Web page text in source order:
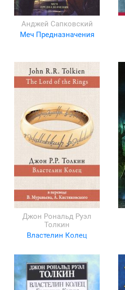
Анджей Сапковский
Меч Предназначения
Джон Рональд Руэл
Толкин
Властелин Колец